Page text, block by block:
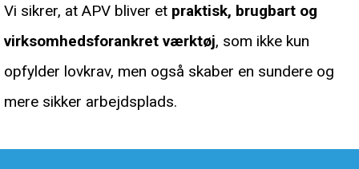
Vi sikrer, at APV bliver et praktisk, brugbart og
virksomhedsforankret værktøj, som ikke kun
opfylder lovkrav, men også skaber en sundere og
mere sikker arbejdsplads.